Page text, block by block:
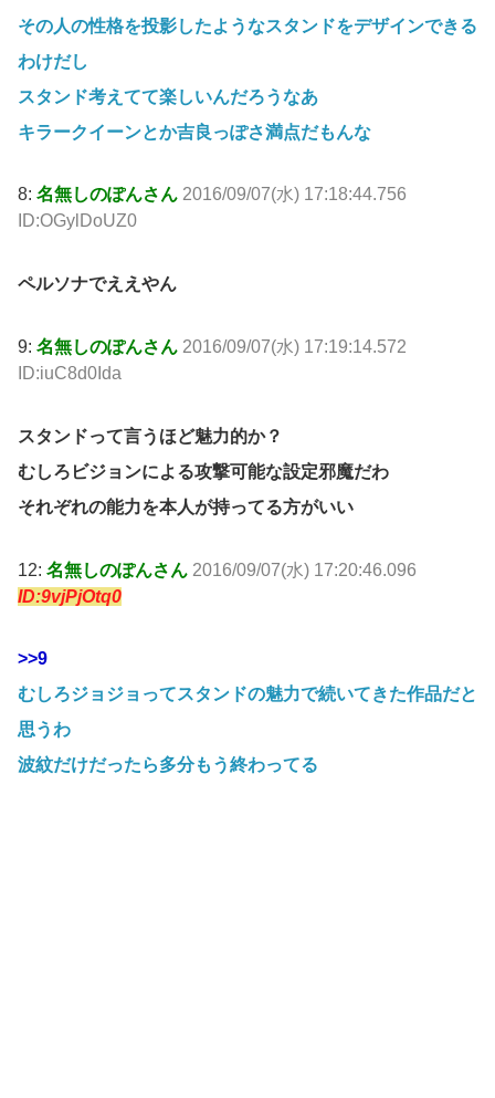
その人の性格を投影したようなスタンドをデザインできる
わけだし
スタンド考えてて楽しいんだろうなあ
キラークイーンとか吉良っぽさ満点だもんな
8: 名無しのぽんさん 2016/09/07(水) 17:18:44.756
ID:OGylDoUZ0
ペルソナでええやん
9: 名無しのぽんさん 2016/09/07(水) 17:19:14.572
ID:iuC8d0Ida
スタンドって言うほど魅力的か？
むしろビジョンによる攻撃可能な設定邪魔だわ
それぞれの能力を本人が持ってる方がいい
12: 名無しのぽんさん 2016/09/07(水) 17:20:46.096
ID:9vjPjOtq0
>>9
むしろジョジョってスタンドの魅力で続いてきた作品だと
思うわ
波紋だけだったら多分もう終わってる